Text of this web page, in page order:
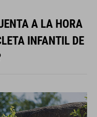
A LA HORA
INFANTIL DE